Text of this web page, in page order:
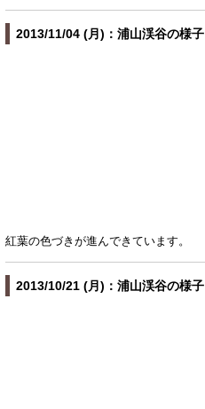
2013/11/04 (月)：浦山渓谷の様子
紅葉の色づきが進んできています。
2013/10/21 (月)：浦山渓谷の様子